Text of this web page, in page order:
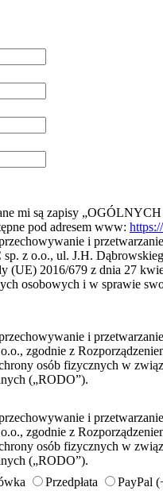
mi są zapisy
pod adresem www:
i
z o.o., ul. J.H.
(UE) 2016/679 z dnia 27
osobowych i w sprawie
i
zgodnie z
osób fizycznych w
(„RODO”).
i
zgodnie z
osób fizycznych w
(„RODO”).
Przedpłata PayPal